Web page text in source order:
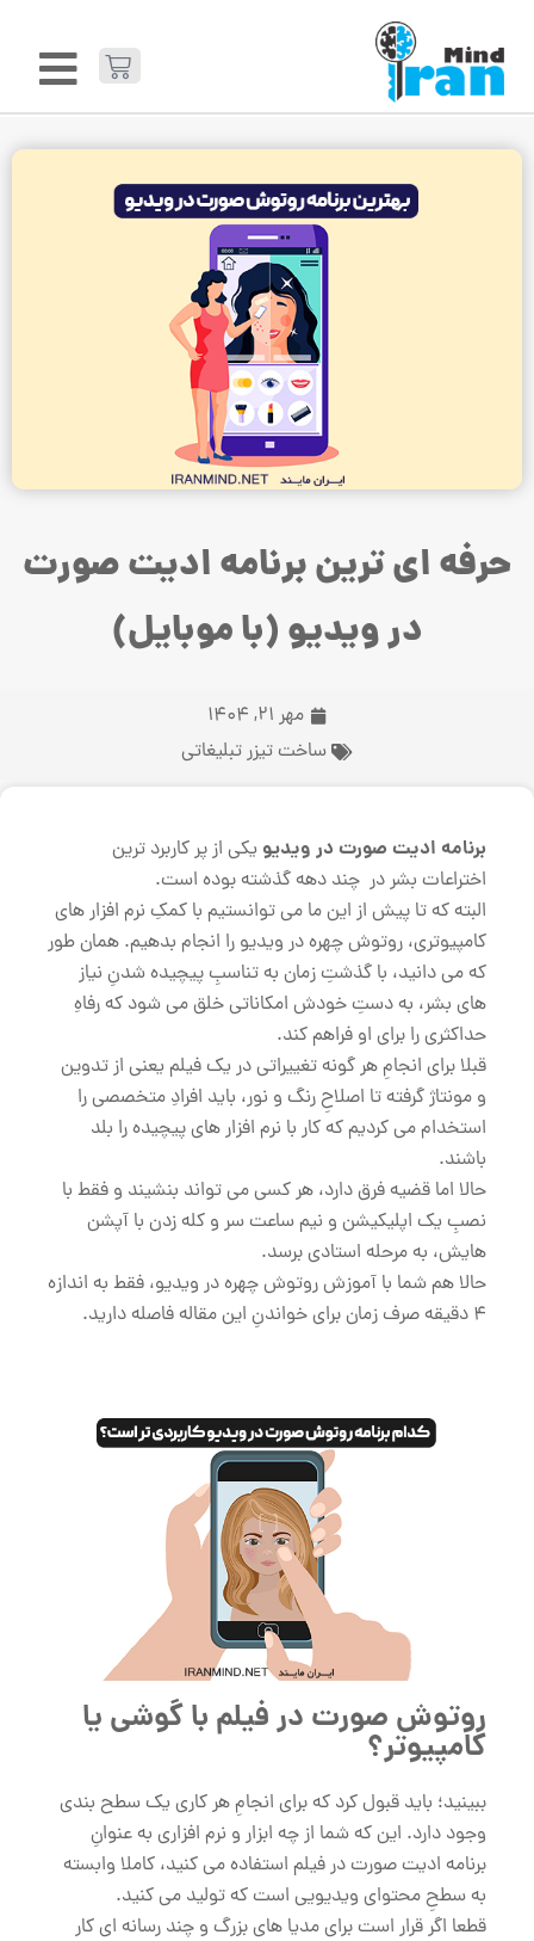
حرفه ای ترین برنامه ادیت صورت
در ویدیو (با موبایل)
مهر 21, 1404
ساخت تیزر تبلیغاتی
برنامه ادیت صورت در ویدیویکی از پر کاربرد ترین
اختراعات بشر در چند دهه گذشته بوده است.
البته که تا پیش از این ما می توانستیم با کمکِ نرم افزار های
کامپیوتری، روتوش چهره در ویدیو را انجام بدهیم. همان طور
که می دانید، با گذشتِ زمان به تناسبِ پیچیده شدنِ نیاز
های بشر، به دستِ خودش امکاناتی خلق می شود که رفاهِ
حداکثری را برای او فراهم کند.
قبلا برای انجامِ هر گونه تغییراتی در یک فیلم یعنی از تدوین
و مونتاژ گرفته تا اصلاحِ رنگ و نور، باید افرادِ متخصصی را
استخدام می کردیم که کار با نرم افزار های پیچیده را بلد
باشند.
حالا اما قضیه فرق دارد، هر کسی می تواند بنشیند و فقط با
نصبِ یک اپلیکیشن و نیم ساعت سر و کله زدن با آپشن
هایش، به مرحله استادی برسد.
حالا هم شما با آموزش روتوش چهره در ویدیو، فقط به اندازه
4 دقیقه صرف زمان برای خواندنِ این مقاله فاصله دارید.
روتوش صورت در فیلم با گوشی یا
کامپیوتر؟
ببینید؛ باید قبول کرد که برای انجامِ هر کاری یک سطح بندی
وجود دارد. این که شما از چه ابزار و نرم افزاری به عنوانِ
برنامه ادیت صورت در فیلم استفاده می کنید، کاملا وابسته
به سطحِ محتوای ویدیویی است که تولید می کنید.
قطعا اگر قرار است برای مدیا های بزرگ و چند رسانه ای کار